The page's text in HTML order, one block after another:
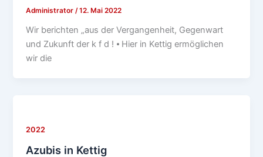
Administrator/12. Mai 2022
Wir berichten „aus der Vergangenheit, Gegenwart
und Zukunft der k f d ! ⦁ Hier in Kettig ermöglichen
wir die
2022
Azubis in Kettig